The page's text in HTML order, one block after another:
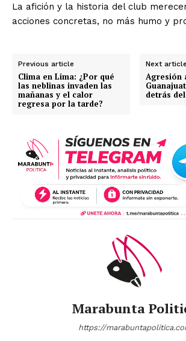
La afición y la historia del club
acciones concretas, no más humo y
Previous article
Clima en Lima: ¿Por qué
las neblinas invaden las
mañanas y el calor
regresa por la tarde?
Next article
Agresión
detrás
Marabunta
https://